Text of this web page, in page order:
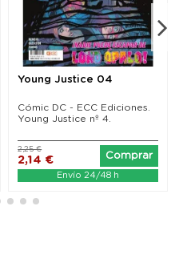
Young Justice 04
Cómic DC - ECC Ediciones.
Young Justice nº 4.
2,14 €
2,25 €
Comprar
Envío 24/48 h